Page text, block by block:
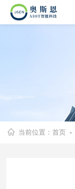
当前位置：首页 -